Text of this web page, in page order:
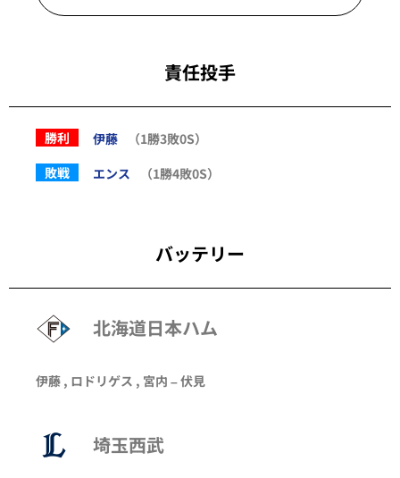
責任投手
勝利 伊藤
（1勝3敗0S）
敗戦
エンス （1勝4敗0S）
バッテリー
北海道日本ハム
伊藤 , ロドリゲス , 宮内 –伏見
埼玉西武